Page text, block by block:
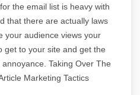
the email list is heavy with
that there are actually laws
your audience views your
get to your site and get the
Taking Over The
Marketing Tactics